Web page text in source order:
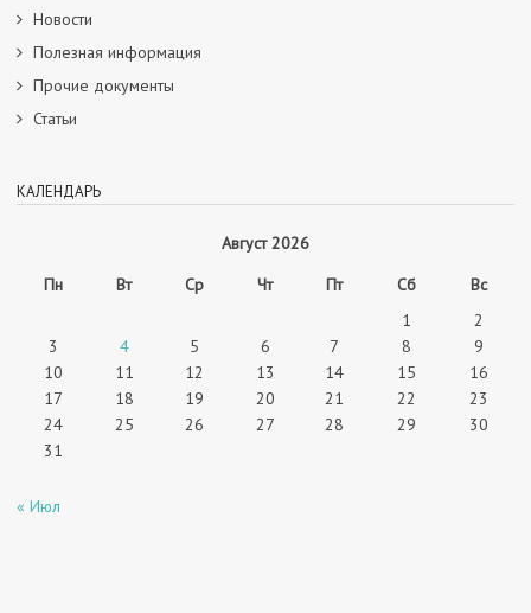
Новости
Полезная информация
Прочие документы
Статьи
КАЛЕНДАРЬ
Август 2026
Пн
Вт Ср Чт Пт Сб
Вс
1
2
3
4 5 6 7 8
9
10
11 12 13 14 15
16
17
18 19 20 21 22
23
24
25 26 27 28 29
30
31
« Июл